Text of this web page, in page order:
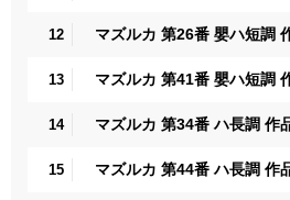
12 マズルカ 第26番 嬰ハ短調
13 マズルカ 第41番 嬰ハ短調
14 マズルカ 第34番 ハ長調 作
15 マズルカ 第44番 ハ長調 作